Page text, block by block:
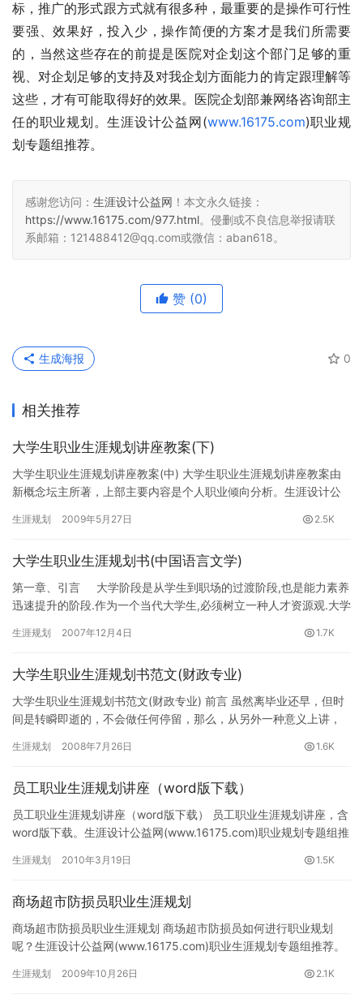
标，推广的形式跟方式就有很多种，最重要的是操作可行性
要强、效果好，投入少，操作简便的方案才是我们所需要
的，当然这些存在的前提是医院对企划这个部门足够的重
视、对企划足够的支持及对我企划方面能力的肯定跟理解等
这些，才有可能取得好的效果。医院企划部兼网络咨询部主
任的职业规划。生涯设计公益网(www.16175.com)职业规
划专题组推荐。
感谢您访问： 生涯设计公益网 ！本文永久链接：
https://www.16175.com/977.html。侵删或不良信息举报请联
系邮箱：121488412@qq.com或微信：aban618。
赞 (0)
0
生成海报
相关推荐
大学生职业生涯规划讲座教案(下)
大学生职业生涯规划讲座教案(中) 大学生职业生涯规划讲座教案由
新概念坛主所著，上部主要内容是个人职业倾向分析。生涯设计公
生涯规划 2009年5月27日 2.5K
大学生职业生涯规划书(中国语言文学)
第一章、引言 大学阶段是从学生到职场的过渡阶段,也是能力素养
迅速提升的阶段.作为一个当代大学生,必须树立一种人才资源观.大学
生涯规划 2007年12月4日 1.7K
大学生职业生涯规划书范文(财政专业)
大学生职业生涯规划书范文(财政专业) 前言 虽然离毕业还早，但时
间是转瞬即逝的，不会做任何停留，那么，从另外一种意义上讲，
生涯规划 2008年7月26日 1.6K
员工职业生涯规划讲座（word版下载）
员工职业生涯规划讲座（word版下载） 员工职业生涯规划讲座，含
word版下载。生涯设计公益网(www.16175.com)职业规划专题组推
生涯规划 2010年3月19日 1.5K
商场超市防损员职业生涯规划
商场超市防损员职业生涯规划 商场超市防损员如何进行职业规划
呢？生涯设计公益网(www.16175.com)职业生涯规划专题组推荐。
生涯规划 2009年10月26日 2.1K